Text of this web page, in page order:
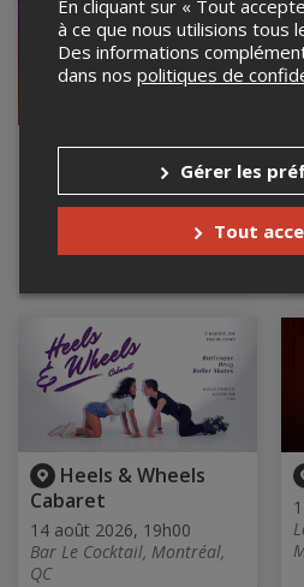
Un peu d'art ne
tuera personne -
Samantha Bérubé
JIM de L'Instable, Montréal,
Heels & Wheels
Cabaret
14 août 2026, 19h00
Bar Le Cocktail, Montréal,
QC
En cliquant sur « Tout
à ce que nous utilisions tous
Des informations
dans nos politiques de
Gérer les
Tout